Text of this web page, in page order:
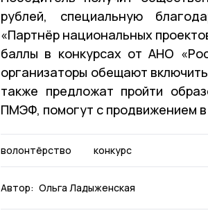
рублей, специальную
«Партнёр национальных
баллы в конкурсах от АНО
организаторы обещают
также предложат пройти
ПМЭФ, помогут с продвижением
волонтёрство конкурс
Автор: Ольга Ладыженская